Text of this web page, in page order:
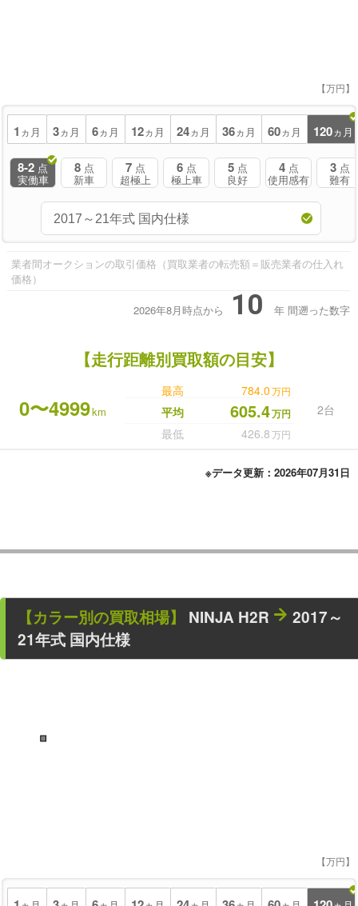
【万円】
1 ヵ月 3ヵ月 6ヵ月 12ヵ月 24ヵ月 36ヵ月 60ヵ月 120ヵ月
8-2 点
実働車
8 点
新車
7 点
超極上
6 点
極上車
5 点
良好
4 点
使用感有
3 点
難有
業者間オークションの取引価格（買取業者の転売額＝販売業者の仕入れ
価格）
2026年8月時点から 10 年 間遡った数字
【走行距離別買取額の目安】
0〜4999km
最高 784.0万円
2台
平均 605.4万円
最低 426.8万円
※データ更新：2026年07月31日
【カラー別の買取相場】 NINJA H2R
2017～
21年式 国内仕様
■
【万円】